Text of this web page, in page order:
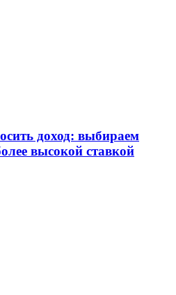
доход: выбираем
высокой ставкой